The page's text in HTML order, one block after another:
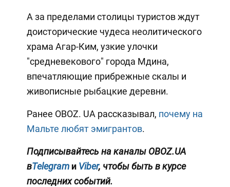
А за пределами столицы туристов ждут
доисторические чудеса неолитического
храма Агар-Ким, узкие улочки
"средневекового" города Мдина,
впечатляющие прибрежные скалы и
живописные рыбацкие деревни.
Ранее OBOZ. UA рассказывал, почему на
Мальте любят эмигрантов.
Подписывайтесь на каналы OBOZ.UA
вTelegramи Viber, чтобы быть в курсе
последних событий.